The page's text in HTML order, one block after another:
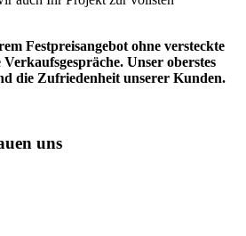
Festpreisangebot ohne versteckte
Unser oberstes
die Zufriedenheit unserer Kunden.
uns